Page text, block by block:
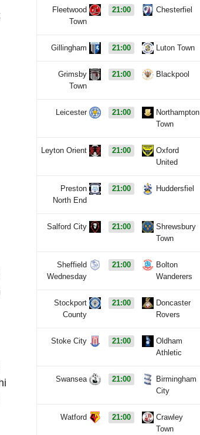
Fleetwood
Town
21:00 Chesterfiel
Gillingham 21:00 Luton Town
Grimsby
Town
21:00 Blackpool
Leicester 21:00
Northampton
Town
Leyton Orient 21:00
Oxford
United
Preston
North End
21:00 Huddersfiel
Salford City 21:00
Shrewsbury
Town
Sheffield
Wednesday
21:00
Bolton
Wanderers
Stockport
County
21:00
Doncaster
Rovers
Stoke City 21:00
Oldham
Athletic
Swansea 21:00
Birmingham
City
Watford 21:00
Crawley
Town